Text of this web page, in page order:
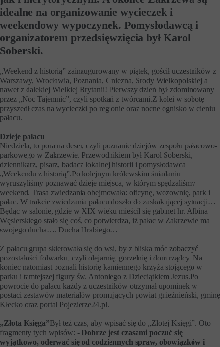
idealne na organizowanie wycieczek i
weekendowy wypoczynek. Pomysłodawcą i
organizatorem przedsięwzięcia był Karol
Soberski.
„Weekend z historią” zainaugurowany w piątek, gościł uczestników z
Warszawy, Wrocławia, Poznania, Gniezna, Środy Wielkopolskiej a
nawet z dalekiej Wielkiej Brytanii! Pierwszy dzień był zdominowany
przez „Noc Tajemnic”, czyli spotkań z twórcami.Z kolei w sobotę
przyszedł czas na wycieczki po regionie oraz nocne ognisko w cieniu
pałacu.
Dzieje pałacu
Niedziela, to pora na deser, czyli poznanie dziejów zespołu pałacowo-
parkowego w Zakrzewie. Przewodnikiem był Karol Soberski,
dziennikarz, pisarz, badacz lokalnej historii i pomysłodawca
„Weekendu z historią”.Po kolejnym królewskim śniadaniu
wyruszyliśmy poznawać dzieje miejsca, w którym spędzaliśmy
weekend. Trasa zwiedzania obejmowała: oficynę, wozownię, park i
pałac. W trakcie zwiedzania pałacu doszło do zaskakującej sytuacji…
Będąc w salonie, gdzie w XIX wieku mieścił się gabinet hr. Albina
Węsierskiego stało się coś, co potwierdza, iż pałac w Zakrzewie ma
swojego ducha…. Ducha Hrabiego…
Z pałacu grupa skierowała się do wsi, by z bliska móc zobaczyć
pozostałości folwarku, czyli olejarnię, gorzelnię i dom rządcy. Na
koniec natomiast poznali historię kamiennego krzyża stojącego w
parku i tamtejszej figury św. Antoniego z Dzieciątkiem Jezus.Po
powrocie do pałacu każdy z uczestników otrzymał upominek w
postaci zestawów materiałów promujących powiat gnieźnieński, gminę
Kłecko oraz portal Pojezierze24.pl.
„Złota Księga”Był też czas, aby wpisać się do „Złotej Księgi”. Oto
fragmenty tych wpisów: - Dobrze jest czasami poczuć się
wyjątkowo, oderwać się od codziennych spraw, obowiązków i